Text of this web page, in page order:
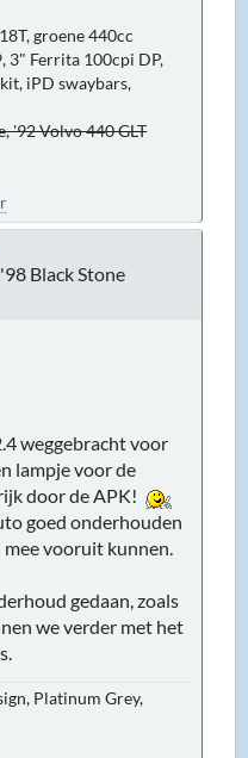
groene 440cc
3" Ferrita 100cpi DP,
iPD swaybars,
'92 Volvo 440 GLT
Black Stone
weggebracht voor
lampje voor de
door de APK!
goed onderhouden
mee vooruit kunnen.
gedaan, zoals
we verder met het
Platinum Grey,